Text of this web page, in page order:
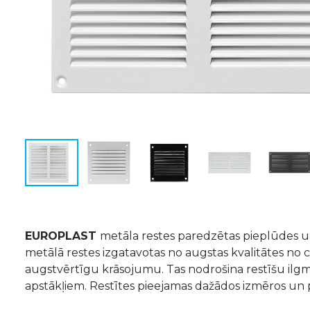
EUROPLAST metāla restes paredzētas pieplūdes
metālā restes izgatavotas no augstas kvalitātes
augstvērtīgu krāsojumu. Tas nodrošina restīšu
apstākļiem. Restītes pieejamas dažādos izmēros un